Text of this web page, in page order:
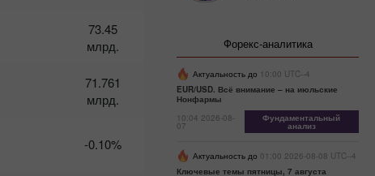
портфелей
из-за
07:45 2025-
02-25 UTC+3
на 24-25
73.45
млрд.
71.761
млрд.
-0.10%
Форекс-аналитика
Актуальность до 10:00 UTC--4
EUR/USD. Всё внимание – на июльские
Нонфармы
10:04 2026-08-
07
Фундаментальный
анализ
Актуальность до 01:00 2026-08-08 UTC--4
Ключевые темы пятницы, 7 августа